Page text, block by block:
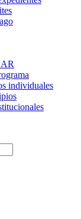
individuales